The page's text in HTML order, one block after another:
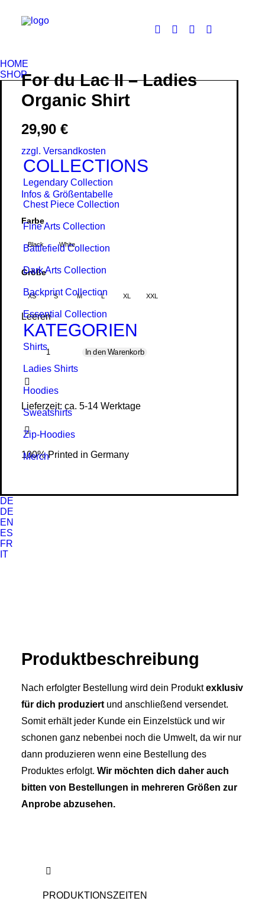
HOME
SHOP
COLLECTIONS
Legendary Collection
Chest Piece Collection
Fine Arts Collection
Battlefield Collection
Dark Arts Collection
Backprint Collection
Essential Collection
KATEGORIEN
Shirts
Ladies Shirts
Hoodies
Sweat­shirts
Zip-Hoodies
Merch
DE
DE
EN
ES
FR
IT
For du Lac II – Ladies
Organic Shirt
29,90 €
zzgl. Versandkosten
Infos & Größentabelle
Farbe
Black White
Größe
XS S M L XL XXL
Leeren
For
Lac
II
-
Ladies
Organic
Menge
In den Warenkorb
Lieferzeit: ca. 5-14 Werktage
100% Printed in Germany
Produkt­­beschreibung
Nach erfolgter Bestellung wird dein Produktexklusiv
für dich produziert und anschließend versendet.
Somit erhält jeder Kunde ein Einzelstück und wir
schonen ganz nebenbei noch die Umwelt, da wir nur
dann produzieren wenn eine Bestellung des
Produktes erfolgt. Wir möchten dich daher auch
bitten von Bestellungen in mehreren Größen zur
Anprobe abzusehen.
PRODUKTIONSZEITEN